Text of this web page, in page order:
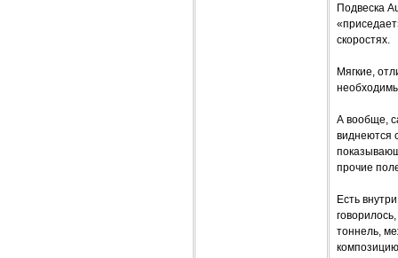
Подвеска
скоростях.
Мягкие,
А вообще,
виднеются
прочие
Есть
тоннель,
композицию